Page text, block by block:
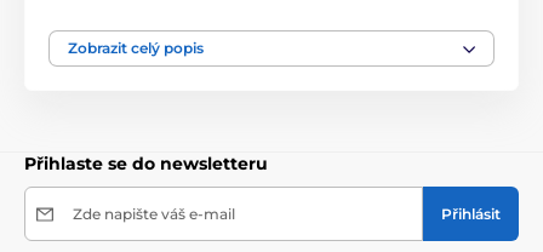
provedení. Hračka je určena pro děti od 36 měsíců
věku.
Zobrazit celý popis
Přihlaste se do newsletteru
Zde napište váš e-mail Přihlásit